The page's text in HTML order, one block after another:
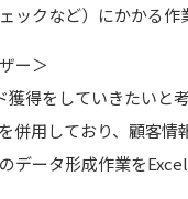
ックなど）にかかる
ー＞
獲得をしていきたいと
併用しており、顧客
データ形成作業を